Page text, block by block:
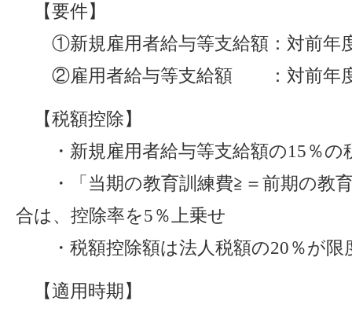
【要件】
①新規雇用者給与等支給額：対前年
②雇用者給与等支給額 ：対前年度
【税額控除】
・新規雇用者給与等支給額の15％の
・「当期の教育訓練費≧＝前期の教育
合は、控除率を5％上乗せ
・税額控除額は法人税額の20％が限
【適用時期】